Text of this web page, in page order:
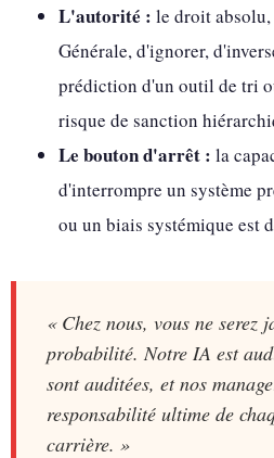
L'autorité : le droit
Générale, d'ignorer,
prédiction d'un outil de tri
risque de sanction
Le bouton d'arrêt : la
d'interrompre un système
ou un biais systémique est
« Chez nous, vous ne serez
probabilité. Notre IA est
sont auditées, et nos
responsabilité ultime de
carrière. »